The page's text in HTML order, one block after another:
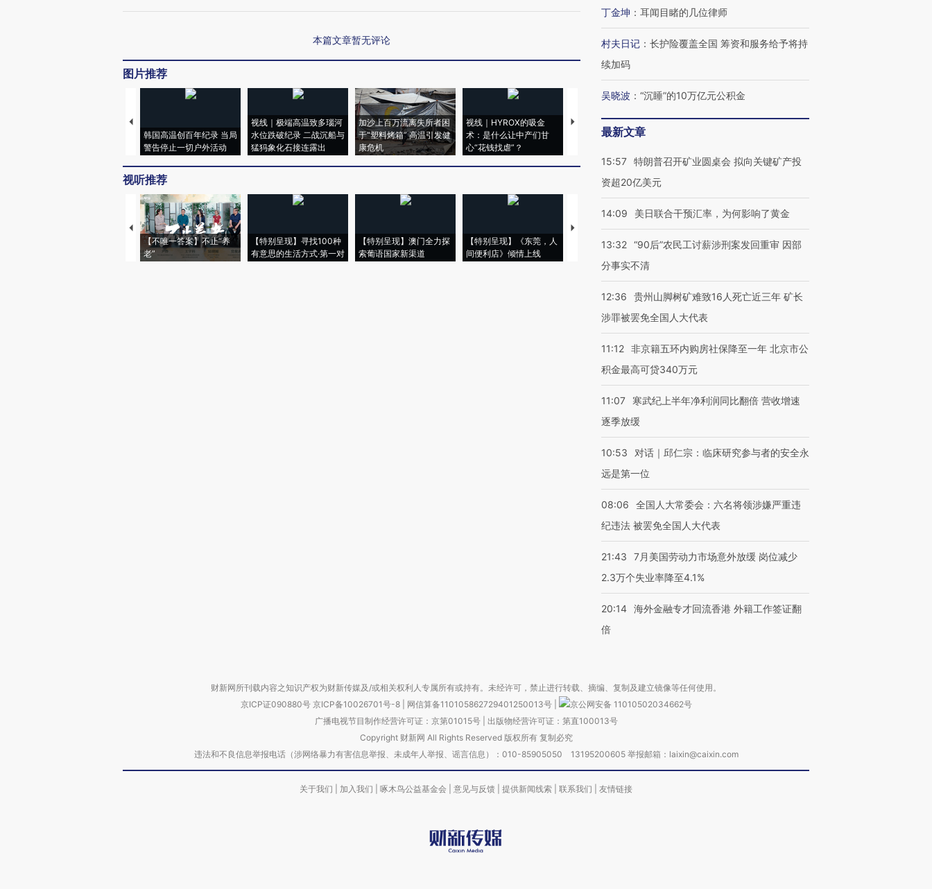
本篇文章暂无评论
图片推荐
韩国高温创百年纪录 当局
警告停止一切户外活动
视线｜极端高温致多瑙河
水位跌破纪录 二战沉船与
猛犸象化石接连露出
加沙上百万流离失所者困
于“塑料烤箱” 高温引发健
康危机
视线｜HYROX的吸金
术：是什么让中产们甘
心“花钱找虐”？
马航飞行员跨国走私7万
粒摇头丸 尿检体内含3种
视线｜被称为“蟑螂”的印
视线｜“入侵”还是“人道危
视听推荐
【不唯一答案】不止“养
老”
【特别呈现】寻找100种
有意思的生活方式·第一对
【特别呈现】澳门全力探
索葡语国家新渠道
【特别呈现】《东莞，人
间便利店》倾情上线
【推广】走进第四届链博
会，让数智科技“链”接产
【特别呈现】寻找100种
【商旅对话】华住集团
CFO：不靠规模取胜，华
丁金坤 ： 耳闻目睹的几位律师
村夫日记 ： 长护险覆盖全国 筹资和服务给予将持
续加码
吴晓波 ： “沉睡”的10万亿元公积金
最新文章
15:57 特朗普召开矿业圆桌会 拟向关键矿产投
资超20亿美元
14:09 美日联合干预汇率，为何影响了黄金
13:32 “90后”农民工讨薪涉刑案发回重审 因部
分事实不清
12:36
贵州山脚树矿难致16人死亡近三年 矿长
涉罪被罢免全国人大代表
11:12 非京籍五环内购房社保降至一年 北京市公
积金最高可贷340万元
11:07
寒武纪上半年净利润同比翻倍 营收增速
逐季放缓
10:53
对话｜邱仁宗：临床研究参与者的安全永
远是第一位
08:06
全国人大常委会：六名将领涉嫌严重违
纪违法 被罢免全国人大代表
21:43
7月美国劳动力市场意外放缓 岗位减少
2.3万个失业率降至4.1%
20:14 海外金融专才回流香港 外籍工作签证翻
倍
财新网所刊载内容之知识产权为财新传媒及/或相关权利人专属所有或持有。未经许可，禁止进行转载、摘编、复制及建立镜像等任何使用。
京ICP证090880号 京ICP备10026701号-8 网信算备110105862729401250013号
京公网安备 11010502034662号
广播电视节目制作经营许可证：京第01015号| 出版物经营许可证：第直100013号
Copyright 财新网 All Rights Reserved 版权所有 复制必究
违法和不良信息举报电话（涉网络暴力有害信息举报、未成年人举报、谣言信息）：010-85905050 13195200605 举报邮箱：laixin@caixin.com
关于我们 加入我们 啄木鸟公益基金会 意见与反馈 提供新闻线索 联系我们 友情链接